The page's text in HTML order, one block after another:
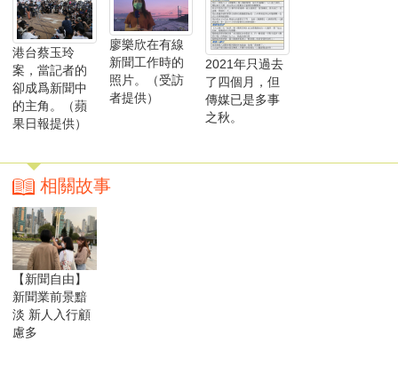
港台蔡玉玲
案，當記者的
卻成爲新聞中
的主角。（蘋
果日報提供）
廖樂欣在有線
新聞工作時的
照片。（受訪
者提供）
2021年只過去
了四個月，但
傳媒已是多事
之秋。
相關故事
【新聞自由】
新聞業前景黯
淡 新人入行顧
慮多